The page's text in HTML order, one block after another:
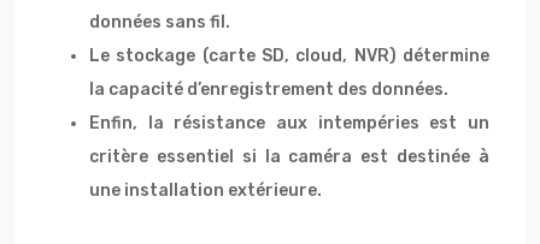
données sans fil.
Le stockage (carte SD, cloud, NVR) détermine
la capacité d’enregistrement des données.
Enfin, la résistance aux intempéries est un
critère essentiel si la caméra est destinée à
une installation extérieure.